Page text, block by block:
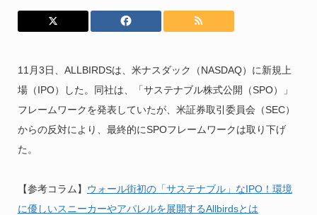
11月3日、ALLBIRDSは、米ナスダック（NASDAQ）に新規上
場（IPO）した。同社は、「サステナブル株式公開（SPO）」
フレームワークを発表していたが、米証券取引委員会（SEC）
からの反対により、最終的にSPOフレームワークは取り下げ
た。
【参考コラム】 ウォール街初の「サステナブル」なIPO！環境
に優しいスニーカーやアパレルを展開するAllbirdsとは